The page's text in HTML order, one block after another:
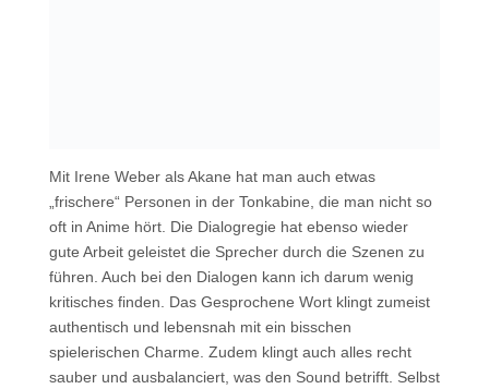
Mit Irene Weber als Akane hat man auch etwas
„frischere“ Personen in der Tonkabine, die man nicht so
oft in Anime hört. Die Dialogregie hat ebenso wieder
gute Arbeit geleistet die Sprecher durch die Szenen zu
führen. Auch bei den Dialogen kann ich darum wenig
kritisches finden. Das Gesprochene Wort klingt zumeist
authentisch und lebensnah mit ein bisschen
spielerischen Charme. Zudem klingt auch alles recht
sauber und ausbalanciert, was den Sound betrifft. Selbst